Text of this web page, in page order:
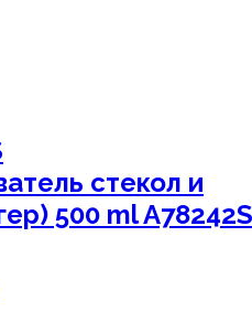
стекол и
500 ml A78242S